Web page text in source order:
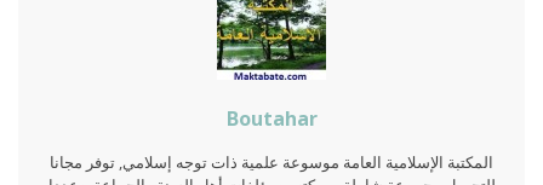
Boutahar
المكتبة الإسلامية العامة موسوعة علمية ذات توجه إسلامي, توفر مجانا